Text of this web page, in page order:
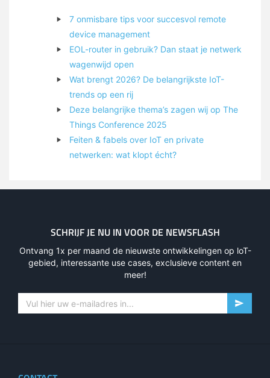
7 onmisbare tips voor succesvol remote
device management
EOL-router in gebruik? Dan staat je netwerk
wagenwijd open
Wat brengt 2026? De belangrijkste IoT-
trends op een rij
Deze belangrijke thema’s zagen wij op The
Things Conference 2025
Feiten & fabels over IoT en private
netwerken: wat klopt écht?
SCHRIJF JE NU IN VOOR DE NEWSFLASH
Ontvang 1x per maand de nieuwste ontwikkelingen op loT-
gebied, interessante use cases, exclusieve content en
meer!